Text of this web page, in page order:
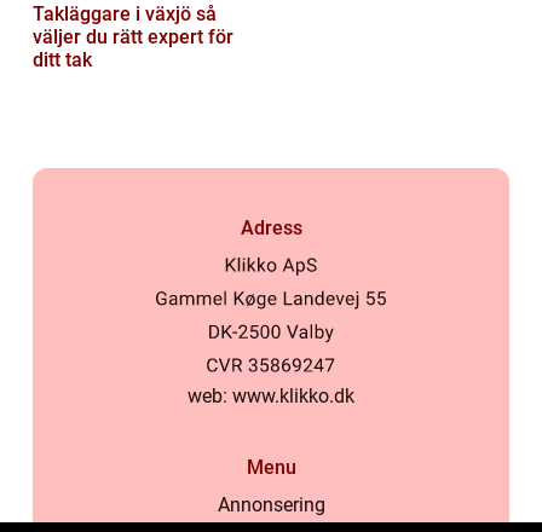
Takläggare i växjö så
väljer du rätt expert för
ditt tak
Adress
web: www.klikko.dk
Menu
Annonsering